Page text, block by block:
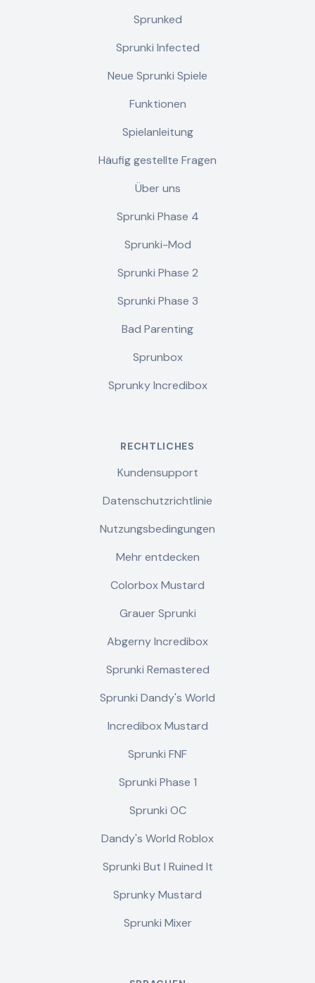
Sprunked
Sprunki Infected
Neue Sprunki Spiele
Funktionen
Spielanleitung
Häufig gestellte Fragen
Über uns
Sprunki Phase 4
Sprunki-Mod
Sprunki Phase 2
Sprunki Phase 3
Bad Parenting
Sprunbox
Sprunky Incredibox
RECHTLICHES
Kundensupport
Datenschutzrichtlinie
Nutzungsbedingungen
Mehr entdecken
Colorbox Mustard
Grauer Sprunki
Abgerny Incredibox
Sprunki Remastered
Sprunki Dandy's World
Incredibox Mustard
Sprunki FNF
Sprunki Phase 1
Sprunki OC
Dandy's World Roblox
Sprunki But I Ruined It
Sprunky Mustard
Sprunki Mixer